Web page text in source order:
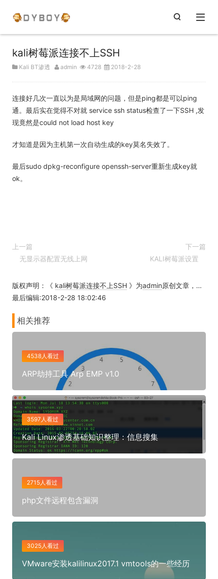
kali树莓派连接不上SSH
Kali BT渗透 admin 4728 2018-2-28
连接好几次一直以为是局域网的问题，但是ping都是可以ping
通。最后实在觉得不对就 service ssh status检查了一下SSH ,发
现竟然是could not load host key
才知道是因为主机第一次自动生成的key莫名失效了。
最后sudo dpkg-reconfigure openssh-server重新生成key就
ok。
上一篇
无显示器配置无线上网
下一篇
KALI树莓派设置
版权声明：《 kali树莓派连接不上SSH 》为admin原创文章，转载请注明出处！
最后编辑:2018-2-28 18:02:46
相关推荐
4538人看过
ARP劫持工具 Arp EMP v1.0
3597人看过
Kali Linux渗透基础知识整理：信息搜集
2715人看过
php文件远程包含漏洞
3025人看过
VMware安装kalilinux2017.1 vmtools的一些经历